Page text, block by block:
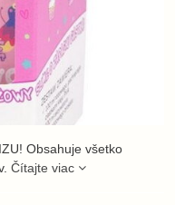
Obsahuje všetko
Čítajte viac